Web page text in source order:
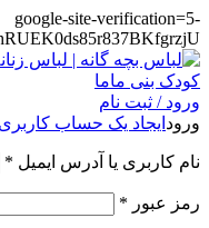
google-site-verification=5-
ورود / ثبت نام
ورود ایجاد یک حساب کاربری
نام کاربری یا آدرس ایمیل *
رمز عبور *